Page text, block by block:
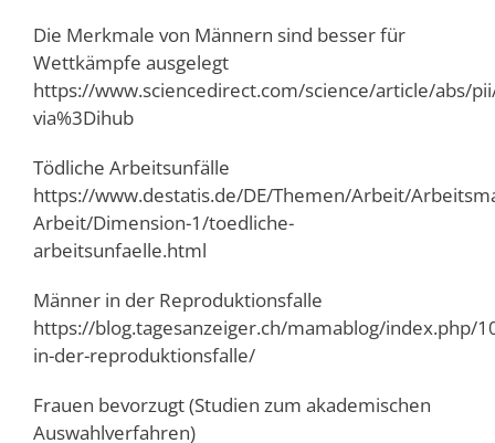
Die Merkmale von Männern sind besser für
Wettkämpfe ausgelegt
https://www.sciencedirect.com/science/article/abs/
via%3Dihub
Tödliche Arbeitsunfälle
https://www.destatis.de/DE/Themen/Arbeit/
Arbeit/Dimension-1/toedliche-
arbeitsunfaelle.html
Männer in der Reproduktionsfalle
https://blog.tagesanzeiger.ch/mamablog/index.php/
in-der-reproduktionsfalle/
Frauen bevorzugt (Studien zum akademischen
Auswahlverfahren)